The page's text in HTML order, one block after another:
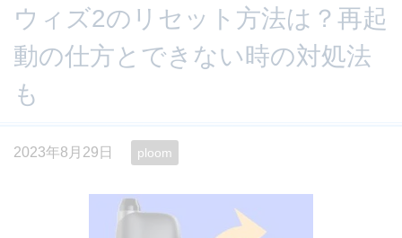
ウィズ2のリセット方法は？再起
動の仕方とできない時の対処法
も
2023年8月29日 ploom